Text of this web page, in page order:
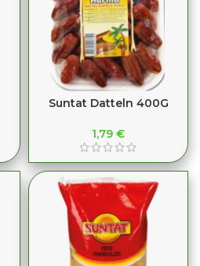
Suntat Datteln 400G
1,79 €